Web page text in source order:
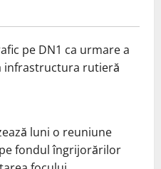
pe DN1 ca urmare a
infrastructura rutieră
luni o reuniune
fondul îngrijorărilor